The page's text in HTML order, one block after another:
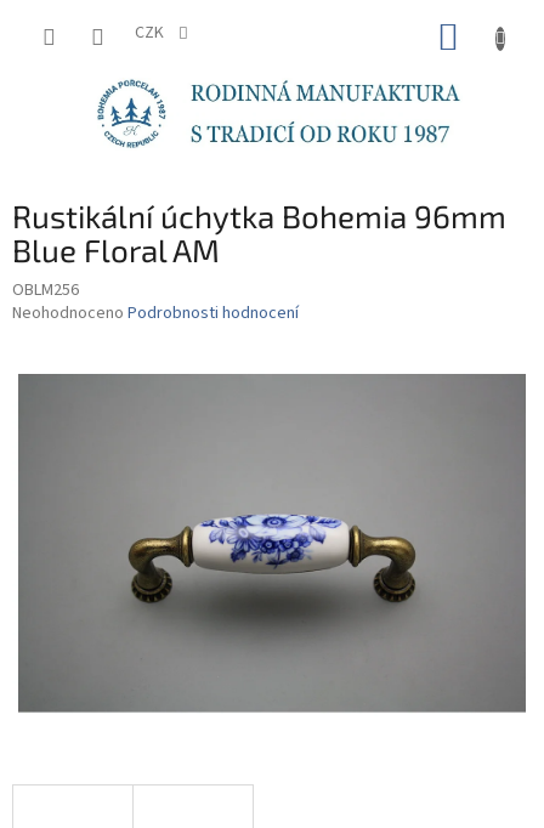
CZK
Rustikální úchytka Bohemia 96mm
Blue Floral AM
OBLM256
Průměrné
je
Neohodnoceno Podrobnosti hodnocení